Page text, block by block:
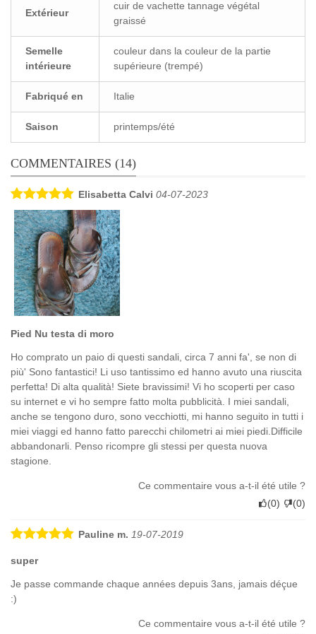
Extérieur
cuir de vachette tannage végétal
graissé
Semelle
intérieure
couleur dans la couleur de la partie
supérieure (trempé)
Fabriqué en Italie
Saison printemps/été
COMMENTAIRES (14)
Elisabetta Calvi 04-07-2023
Pied Nu testa di moro
Ho comprato un paio di questi sandali, circa 7 anni fa', se non di
più' Sono fantastici! Li uso tantissimo ed hanno avuto una riuscita
perfetta! Di alta qualità! Siete bravissimi! Vi ho scoperti per caso
su internet e vi ho sempre fatto molta pubblicità. I miei sandali,
anche se tengono duro, sono vecchiotti, mi hanno seguito in tutti i
miei viaggi ed hanno fatto parecchi chilometri ai miei piedi.Difficile
abbandonarli. Penso ricompre gli stessi per questa nuova
stagione.
Ce commentaire vous a-t-il été utile ?
(0) (0)
Pauline m. 19-07-2019
super
Je passe commande chaque années depuis 3ans, jamais déçue
:)
Ce commentaire vous a-t-il été utile ?